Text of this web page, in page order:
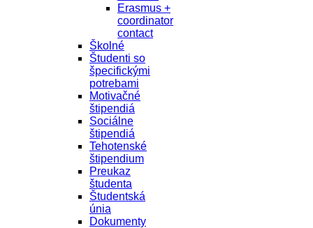
Erasmus +
coordinator
contact
Školné
Študenti so
špecifickými
potrebami
Motivačné
štipendiá
Sociálne
štipendiá
Tehotenské
štipendium
Preukaz
študenta
Študentská
únia
Dokumenty